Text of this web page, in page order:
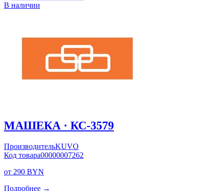
В наличии
МАШЕКА · КС-3579
ПроизводительKUVO
Код товара00000007262
от 290 BYN
Подробнее →